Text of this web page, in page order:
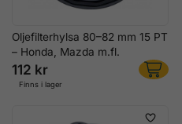
Oljefilterhylsa 80–82 mm 15 PT
– Honda, Mazda m.fl.
112 kr
Finns i lager